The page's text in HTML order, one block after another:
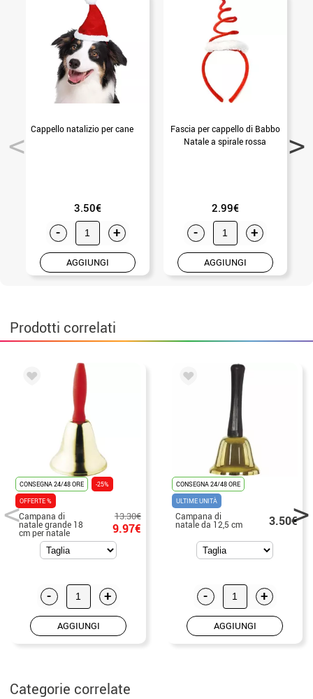
Cappello natalizio per cane
3.50€
- +
AGGIUNGI
Fascia per cappello di Babbo
Natale a spirale rossa
2.99€
- +
AGGIUNGI
Prodotti correlati
CONSEGNA 24/48 ORE
-25%
OFFERTE %
Campana di
natale grande 18
cm per natale
13.30€
9.97€
- +
AGGIUNGI
CONSEGNA 24/48 ORE
ULTIME UNITÀ
Campana di
natale da 12,5 cm 3.50€
- +
AGGIUNGI
Categorie correlate